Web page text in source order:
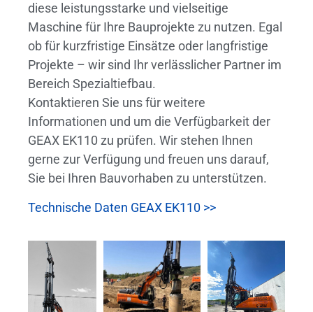
diese leistungsstarke und vielseitige
Maschine für Ihre Bauprojekte zu nutzen. Egal
ob für kurzfristige Einsätze oder langfristige
Projekte – wir sind Ihr verlässlicher Partner im
Bereich Spezialtiefbau.
Kontaktieren Sie uns für weitere
Informationen und um die Verfügbarkeit der
GEAX EK110 zu prüfen. Wir stehen Ihnen
gerne zur Verfügung und freuen uns darauf,
Sie bei Ihren Bauvorhaben zu unterstützen.
Technische Daten GEAX EK110 >>